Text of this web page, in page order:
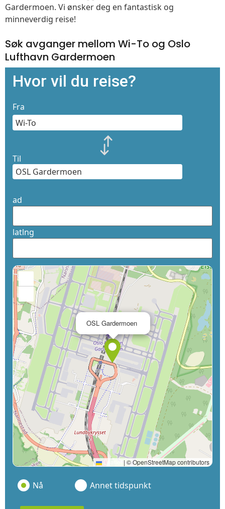
Gardermoen. Vi ønsker deg en fantastisk og
minneverdig reise!
Søk avganger mellom Wi-To og Oslo
Lufthavn Gardermoen
Hvor vil du reise?
Fra
Til
ad
latlng
OSL Gardermoen
Leaflet | © OpenStreetMap contributors
Nå Annet tidspunkt